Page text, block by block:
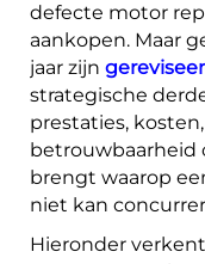
defecte motor
aankopen. Maar
jaar zijn
strategische
prestaties,
betrouwbaarheid
brengt waarop
niet kan
Hieronder